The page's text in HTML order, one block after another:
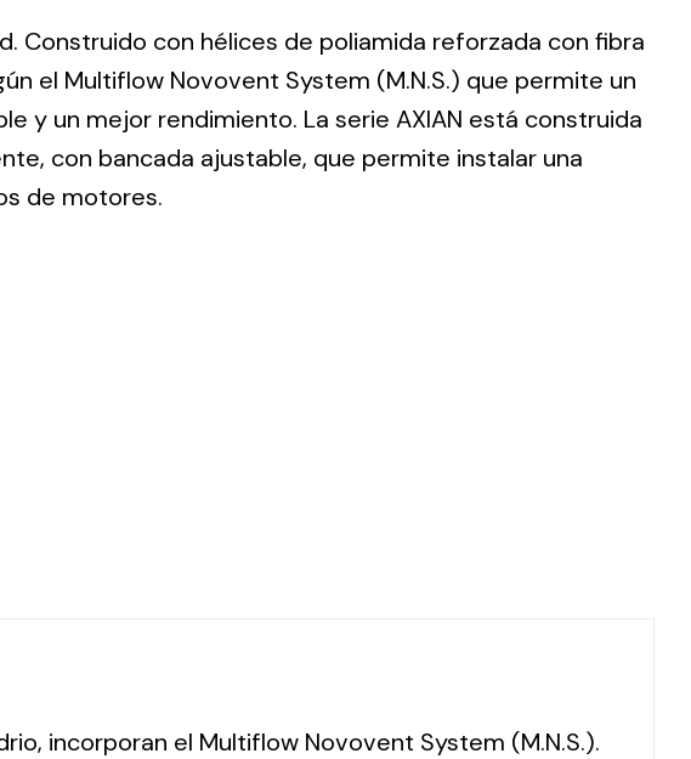
Solar lighting
Construido con hélices de poliamida reforzada con fibra
el Multiflow Novovent System (M.N.S.) que permite un
y un mejor rendimiento. La serie AXIAN está construida
con bancada ajustable, que permite instalar una
de motores.
incorporan el Multiflow Novovent System (M.N.S.).